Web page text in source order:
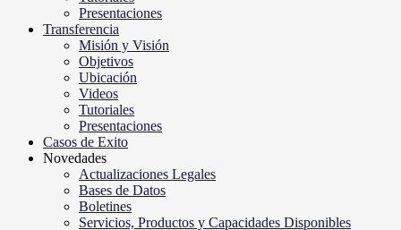
Presentaciones
Transferencia
Misión y Visión
Objetivos
Ubicación
Videos
Tutoriales
Presentaciones
Casos de Exito
Novedades
Actualizaciones Legales
Bases de Datos
Boletines
Servicios, Productos y Capacidades Disponibles